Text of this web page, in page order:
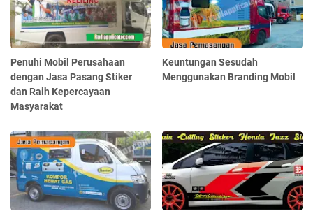
Penuhi Mobil Perusahaan
dengan Jasa Pasang Stiker
dan Raih Kepercayaan
Masyarakat
Keuntungan Sesudah
Menggunakan Branding Mobil